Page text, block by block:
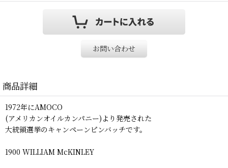
お問い合わせ
商品詳細
1972年にAMOCO
(アメリカンオイルカンパニー)より発売された
大統領選挙のキャンペーンピンバッチです。
1900 WILLIAM McKINLEY